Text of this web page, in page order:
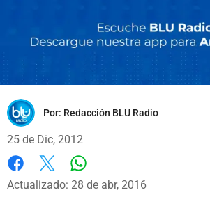
Por: Redacción BLU Radio
25 de Dic, 2012
Facebook
X
Actualizado: 28 de abr, 2016